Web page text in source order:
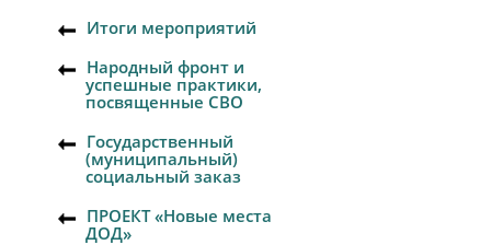
Итоги мероприятий
Народный фронт и
успешные практики,
посвященные СВО
Государственный
(муниципальный)
социальный заказ
ПРОЕКТ «Новые места
ДОД»